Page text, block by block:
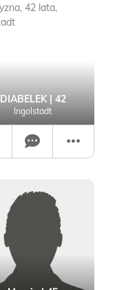
DIABELEK| 42
Ingolstadt